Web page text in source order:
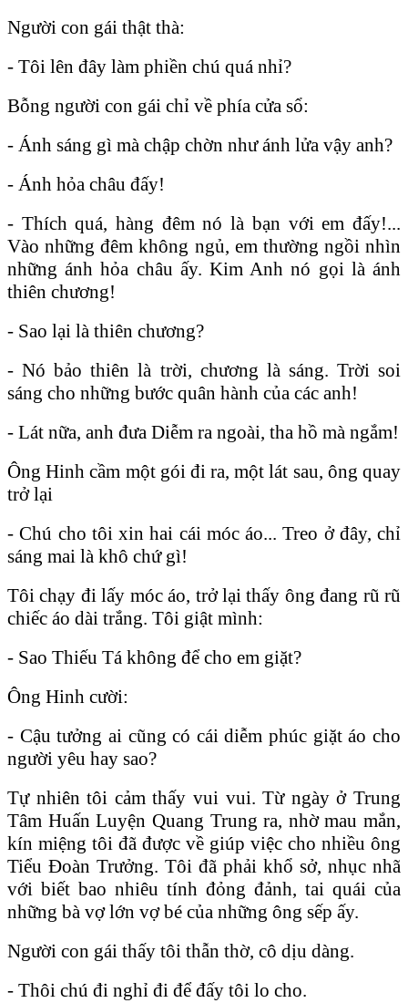
Người con gái thật thà:
- Tôi lên đây làm phiền chú quá nhỉ?
Bỗng người con gái chỉ về phía cửa sổ:
- Ánh sáng gì mà chập chờn như ánh lửa vậy anh?
- Ánh hỏa châu đấy!
- Thích quá, hàng đêm nó là bạn với em đấy!...
Vào những đêm không ngủ, em thường ngồi nhìn
những ánh hỏa châu ấy. Kim Anh nó gọi là ánh
thiên chương!
- Sao lại là thiên chương?
- Nó bảo thiên là trời, chương là sáng. Trời soi
sáng cho những bước quân hành của các anh!
- Lát nữa, anh đưa Diễm ra ngoài, tha hồ mà ngắm!
Ông Hinh cầm một gói đi ra, một lát sau, ông quay
trở lại
- Chú cho tôi xin hai cái móc áo... Treo ở đây, chỉ
sáng mai là khô chứ gì!
Tôi chạy đi lấy móc áo, trở lại thấy ông đang rũ rũ
chiếc áo dài trắng. Tôi giật mình:
- Sao Thiếu Tá không để cho em giặt?
Ông Hinh cười:
- Cậu tưởng ai cũng có cái diễm phúc giặt áo cho
người yêu hay sao?
Tự nhiên tôi cảm thấy vui vui. Từ ngày ở Trung
Tâm Huấn Luyện Quang Trung ra, nhờ mau mắn,
kín miệng tôi đã được về giúp việc cho nhiều ông
Tiểu Đoàn Trưởng. Tôi đã phải khổ sở, nhục nhã
với biết bao nhiêu tính đỏng đảnh, tai quái của
những bà vợ lớn vợ bé của những ông sếp ấy.
Người con gái thấy tôi thẫn thờ, cô dịu dàng.
- Thôi chú đi nghỉ đi để đấy tôi lo cho.